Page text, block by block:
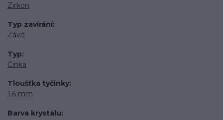
Zirkon
Typ zavírání
Závit
Typ
Činka
Tloušťka tyčinky
1,6 mm
Barva krystalu